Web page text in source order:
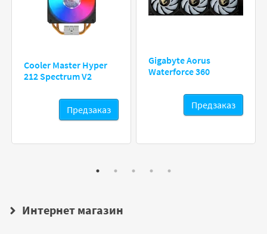
Cooler Master Hyper
212 Spectrum V2
Предзаказ
Gigabyte Aorus
Waterforce 360
Предзаказ
Интернет магазин